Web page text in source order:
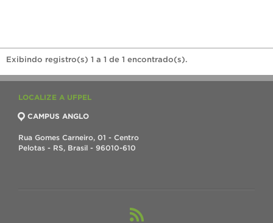
Exibindo registro(s) 1 a 1 de 1 encontrado(s).
LOCALIZE A UFPEL
CAMPUS ANGLO
Rua Gomes Carneiro, 01 - Centro
Pelotas - RS, Brasil - 96010-610